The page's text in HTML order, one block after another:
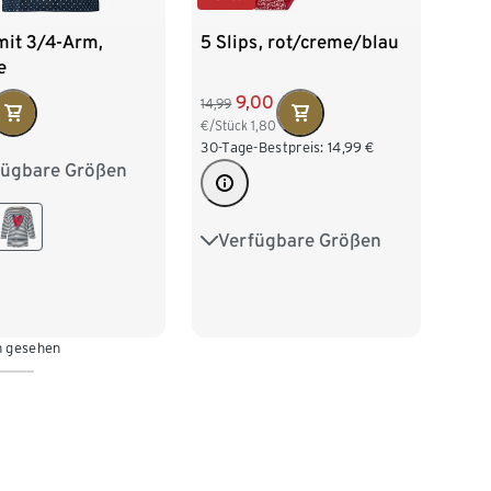
3/4-Arm,
Größen
M 40/42
5 Slips, rot/creme/blau
14,99 9,00
€/Stück1,80
30-Tage-Bestpreis: 14,99 €
Verfügbare Größen
XS 32/34 S 36/38
gesehen